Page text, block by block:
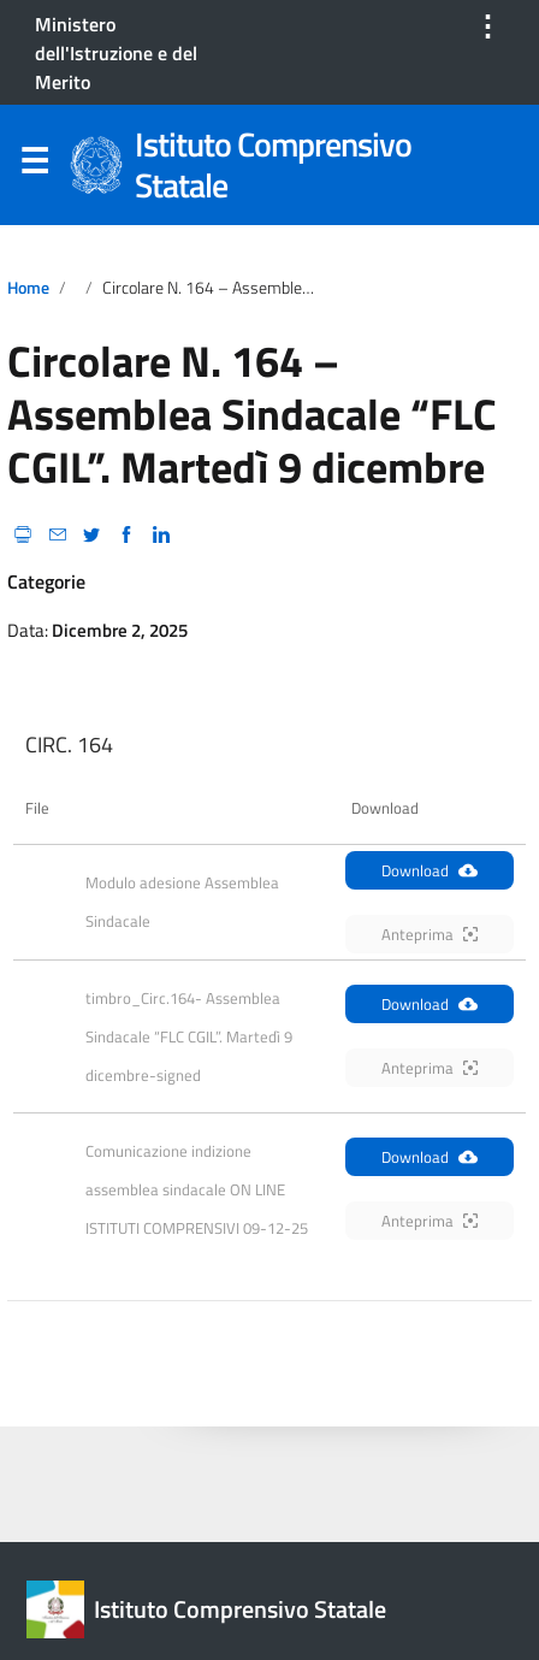
Ministero
dell'Istruzione e del
Merito
⋮
Istituto Comprensivo
Statale
Home Circolare N. 164 – Assemblea Sindacale “FLC CGIL”. Martedì 9 Dicembre
Circolare N. 164 –
Assemblea Sindacale “FLC
CGIL”. Martedì 9 dicembre
Categorie
Data:Dicembre 2, 2025
CIRC. 164
File Download
Modulo adesione Assemblea
Sindacale
Download
Anteprima
timbro_Circ.164- Assemblea
Sindacale “FLC CGIL”. Martedì 9
dicembre-signed
Download
Anteprima
Comunicazione indizione
assemblea sindacale ON LINE
ISTITUTI COMPRENSIVI 09-12-25
Download
Anteprima
Istituto Comprensivo Statale